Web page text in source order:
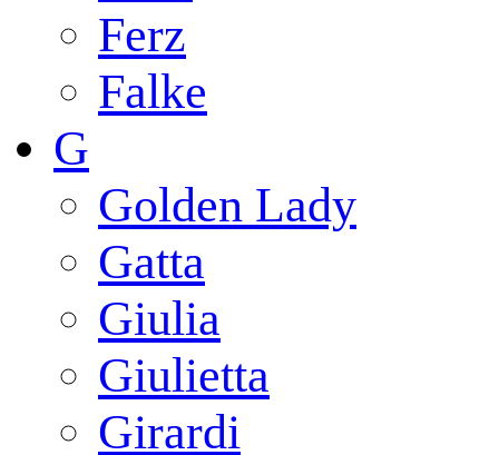
Ferz
Falke
G
Golden Lady
Gatta
Giulia
Giulietta
Girardi